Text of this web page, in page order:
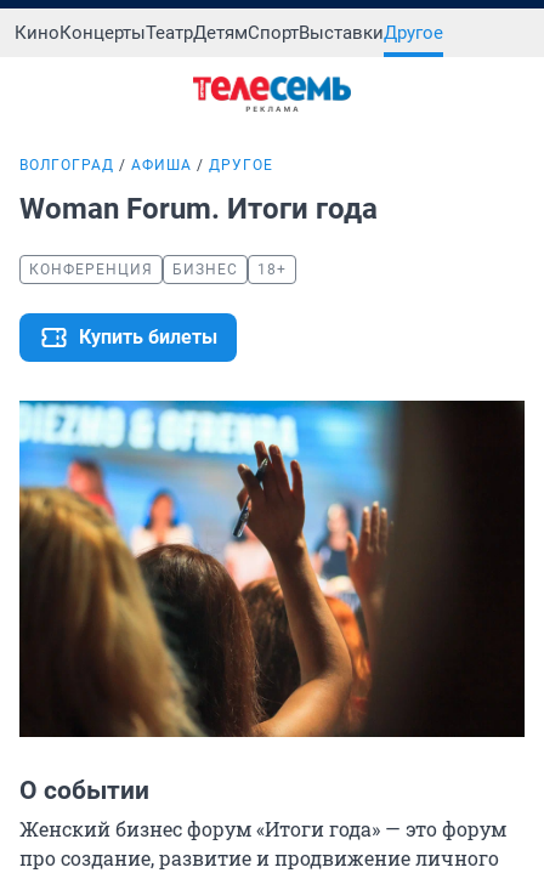
КиноКонцертыТеатрДетямСпортВыставкиДругое
ВОЛГОГРАД АФИША ДРУГОЕ
Woman Forum. Итоги года
КОНФЕРЕНЦИЯ БИЗНЕС 18+
Купить билеты
О событии
Женский бизнес форум «Итоги года» — это форум
про создание, развитие и продвижение личного